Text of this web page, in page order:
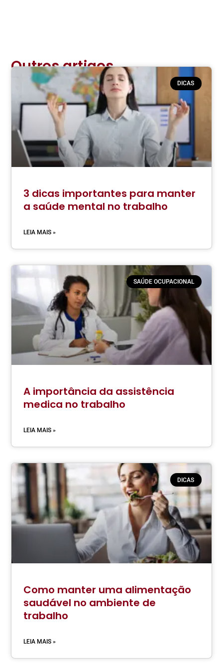
Outros artigos
relacionados: DICAS
3 dicas importantes para manter
a saúde mental no trabalho
LEIA MAIS »
SAÚDE OCUPACIONAL
A importância da assistência
medica no trabalho
LEIA MAIS »
DICAS
Como manter uma alimentação
saudável no ambiente de
trabalho
LEIA MAIS »